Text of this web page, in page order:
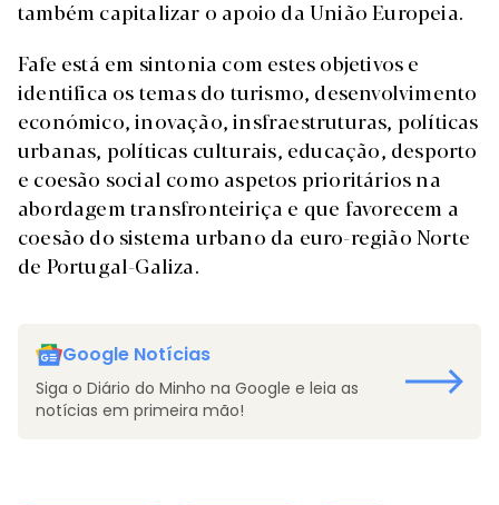
também capitalizar o apoio da União Europeia.
Fafe está em sintonia com estes objetivos e
identifica os temas do turismo, desenvolvimento
económico, inovação, insfraestruturas, políticas
urbanas, políticas culturais, educação, desporto
e coesão social como aspetos prioritários na
abordagem transfronteiriça e que favorecem a
coesão do sistema urbano da euro-região Norte
de Portugal-Galiza.
Google Notícias
Siga o Diário do Minho na Google e leia as
notícias em primeira mão!